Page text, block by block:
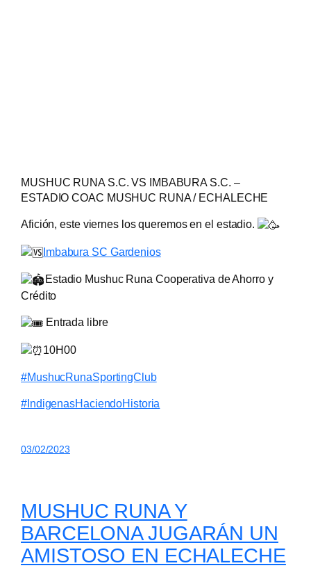
MUSHUC RUNA S.C. VS IMBABURA S.C. –
ESTADIO COAC MUSHUC RUNA / ECHALECHE
Afición, este viernes los queremos en el estadio.
Imbabura SC Gardenios
Estadio Mushuc Runa Cooperativa de Ahorro y
Crédito
Entrada libre
10H00
#MushucRunaSportingClub
#IndigenasHaciendoHistoria
03/02/2023
MUSHUC RUNA Y
BARCELONA JUGARÁN UN
AMISTOSO EN ECHALECHE